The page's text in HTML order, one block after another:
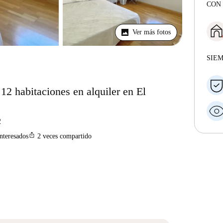
Ver más fotos
habitaciones en alquiler en El
ios_share 2 veces compartido
CON